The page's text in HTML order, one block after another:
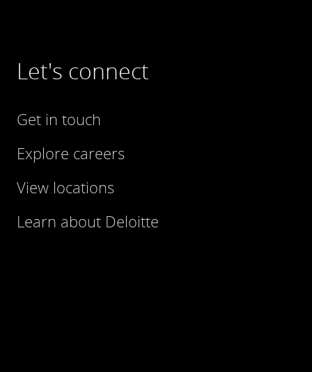
Let's connect
Get in touch
Explore careers
View locations
Learn about Deloitte